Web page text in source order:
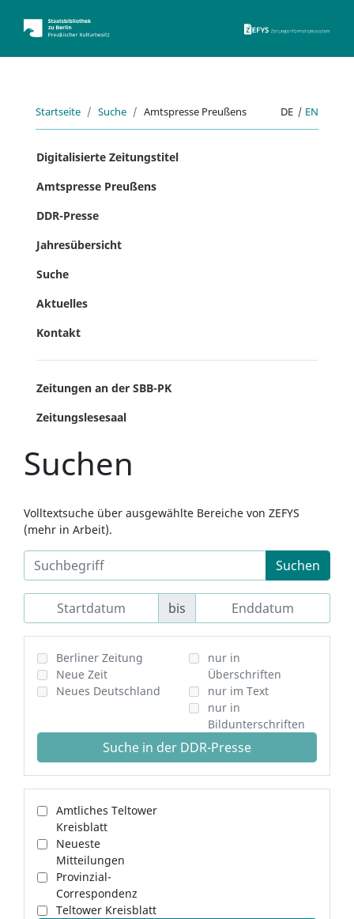
Startseite Suche Amtspresse Preußens DE | EN
Digitalisierte Zeitungstitel
Amtspresse Preußens
DDR-Presse
Jahresübersicht
Suche
Aktuelles
Kontakt
Zeitungen an der SBB-PK
Zeitungslesesaal
Suchen
Volltextsuche über ausgewählte Bereiche von ZEFYS
(mehr in Arbeit).
Suchen
bis
Berliner Zeitung
Neue Zeit
Neues Deutschland
nur in
Überschriften
nur im Text
nur in
Bildunterschriften
Suche in der DDR-Presse
Amtliches Teltower
Kreisblatt
Neueste
Mitteilungen
Provinzial-
Correspondenz
Teltower Kreisblatt